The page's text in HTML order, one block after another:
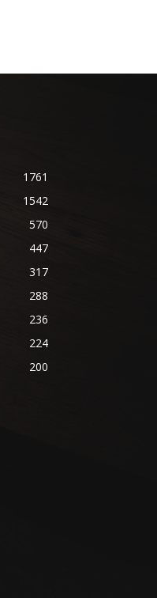
1761
1542
570
447
317
288
236
224
200